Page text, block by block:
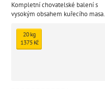
Kompletní chovatelské balení s
vysokým obsahem kuřecího masa.
nejmodernější extrudační lince,
která je schopna do krmiva dostat
16% podíl čerstvého masa.
20 kg
1375 Kč